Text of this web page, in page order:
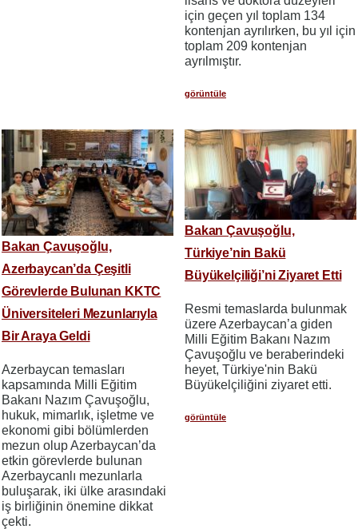
için geçen yıl toplam 134
kontenjan ayrılırken, bu yıl için
toplam 209 kontenjan
ayrılmıştır.
görüntüle
Bakan Çavuşoğlu,
Azerbaycan’da Çeşitli
Görevlerde Bulunan KKTC
Üniversiteleri Mezunlarıyla
Bir Araya Geldi
Azerbaycan temasları
kapsamında Milli Eğitim
Bakanı Nazım Çavuşoğlu,
hukuk, mimarlık, işletme ve
ekonomi gibi bölümlerden
mezun olup Azerbaycan’da
etkin görevlerde bulunan
Azerbaycanlı mezunlarla
buluşarak, iki ülke arasındaki
iş birliğinin önemine dikkat
çekti.
Bakan Çavuşoğlu,
Türkiye’nin Bakü
Büyükelçiliği’ni Ziyaret Etti
Resmi temaslarda bulunmak
üzere Azerbaycan’a giden
Milli Eğitim Bakanı Nazım
Çavuşoğlu ve beraberindeki
heyet, Türkiye'nin Bakü
Büyükelçiliğini ziyaret etti.
görüntüle